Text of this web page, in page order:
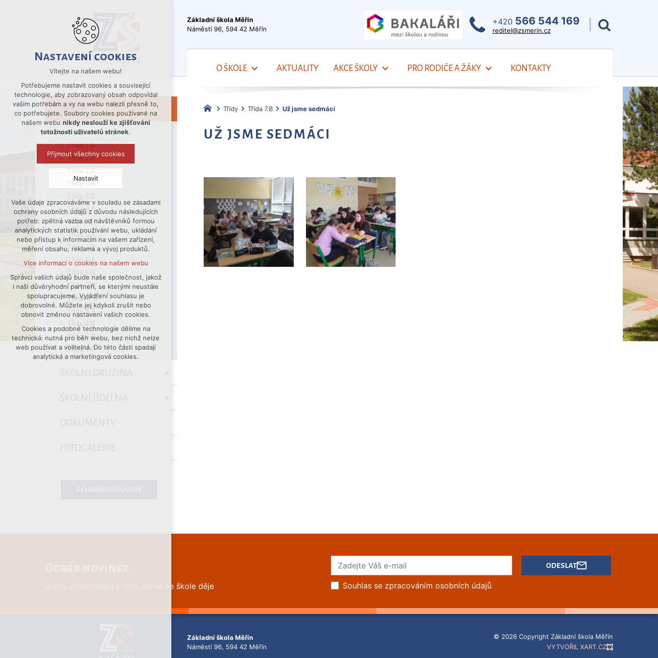
Základní škola Měřín
Náměstí 96, 594 42 Měřín
+420 566 544 169
reditel@zsmerin.cz
O ŠKOLE AKTUALITY AKCE ŠKOLY PRO RODIČE A ŽÁKY KONTAKTY
TŘÍDY
Třída 1.A
Třída 1.B
Třída 2.A
Třída 2.B
Třída 3.A
Třída 4.A
Třída 4.B
Třída 5.A
Třída 5.B
Třída 6.A
Třída 6.B
Třída 7.A
Třída 7.B
Třída 8.A
Třída 9.A
Třída 9.B
Třídy Třída 7.B Už jsme sedmáci
UŽ JSME SEDMÁCI
Buďte informováni o tom, co se ve škole děje Souhlas se zpracováním osobních údajů
ODESLAT
Základní škola Měřín
Náměstí 96, 594 42 Měřín
© 2026 Copyright Základní škola Měřín
VYTVOŘIL XART.CZ
Nastavení cookies
Vítejte na našem webu!
Potřebujeme nastavit cookies a související
technologie, aby zobrazovaný obsah odpovídal
vašim potřebám a vy na webu nalezli přesně to,
co potřebujete. Soubory cookies používané na
našem webu nikdy neslouží ke zjišťování
totožnosti uživatelů stránek.
Přijmout všechny cookies
Nastavit
Technická cookies
nutná pro provozování webu
udržení kontextu stránek (session):
případná přihlášení, volby jazyka, apod.
Volitelná cookies
analytická pro anonymizované
vyhodnocení návštěvnosti
marketingová cookies (Google)
Více informací o cookies na našem webu
Přijmout všechny cookies
Odmítnout vše
Vaše údaje zpracováváme v souladu se zásadami
ochrany osobních údajů z důvodu následujících
potřeb: zpětná vazba od návštěvníků formou
analytických statistik používání webu, ukládání
nebo přístup k informacím na vašem zařízení,
měření obsahu, reklama a vývoj produktů.
Více informací o cookies na našem webu
Správci vašich údajů bude naše společnost, jakož
i naši důvěryhodní partneři, se kterými neustále
spolupracujeme. Vyjádření souhlasu je
dobrovolné. Můžete jej kdykoli zrušit nebo
obnovit změnou nastavení vašich cookies.
Cookies a podobné technologie dělíme na
technická: nutná pro běh webu, bez nichž nelze
web používat a volitelná. Do této části spadají
analytická a marketingová cookies.